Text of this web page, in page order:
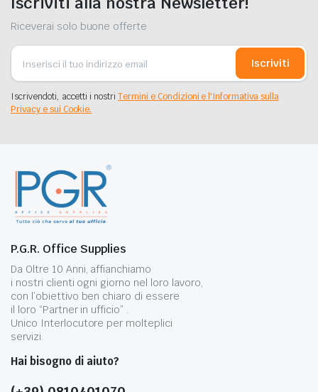
Riceverai solo buone offerte
Iscriviti
Iscrivendoti, accetti i nostriTermini e Condizioni e l'Informativa sulla
Privacy e sui Cookie.
P.G.R. Office Supplies
Da Oltre 10 Anni, affianchiamo
i nostri clienti ogni giorno nel loro lavoro,
con l’obiettivo ben chiaro di essere
il loro “Partner in ufficio” .
Unico Interlocutore per molteplici
servizi.
Hai bisogno di aiuto?